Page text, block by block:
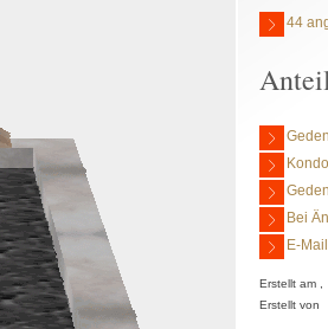
44
Bei
E-
Erstellt am ,
Erstellt von